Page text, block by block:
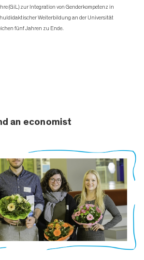
(GiL) zur Integration von Genderkompetenz in
Weiterbildung an der Universität
fünf Jahren zu Ende.
an economist